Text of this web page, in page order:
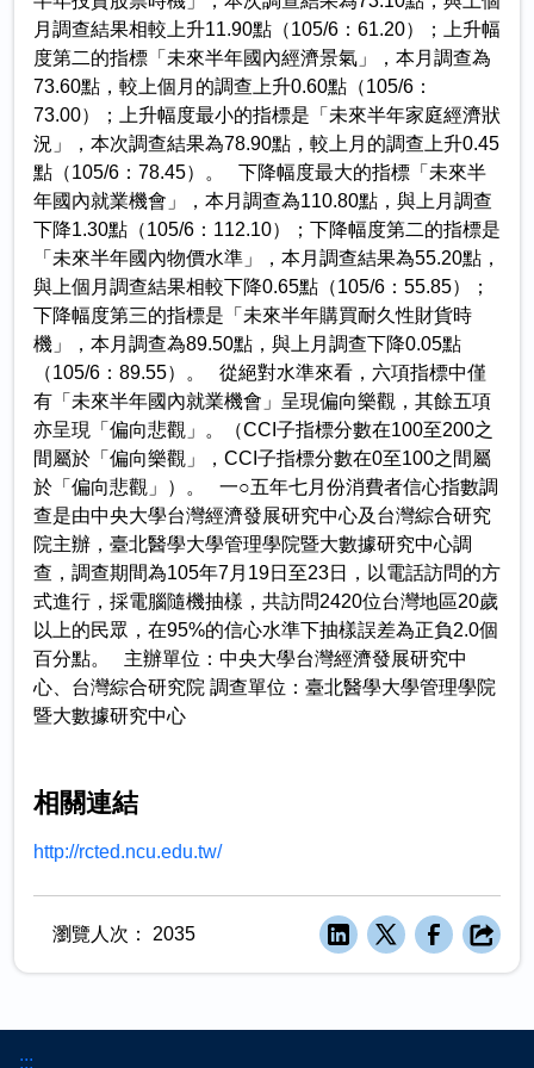
月調查結果相較上升11.90點（105/6：61.20）；上升幅
度第二的指標「未來半年國內經濟景氣」，本月調查為
73.60點，較上個月的調查上升0.60點（105/6：
73.00）；上升幅度最小的指標是「未來半年家庭經濟狀
況」，本次調查結果為78.90點，較上月的調查上升0.45
點（105/6：78.45）。 下降幅度最大的指標「未來半
年國內就業機會」，本月調查為110.80點，與上月調查
下降1.30點（105/6：112.10）；下降幅度第二的指標是
「未來半年國內物價水準」，本月調查結果為55.20點，
與上個月調查結果相較下降0.65點（105/6：55.85）；
下降幅度第三的指標是「未來半年購買耐久性財貨時
機」，本月調查為89.50點，與上月調查下降0.05點
（105/6：89.55）。 從絕對水準來看，六項指標中僅
有「未來半年國內就業機會」呈現偏向樂觀，其餘五項
亦呈現「偏向悲觀」。（CCI子指標分數在100至200之
間屬於「偏向樂觀」，CCI子指標分數在0至100之間屬
於「偏向悲觀」）。 一○五年七月份消費者信心指數調
查是由中央大學台灣經濟發展研究中心及台灣綜合研究
院主辦，臺北醫學大學管理學院暨大數據研究中心調
查，調查期間為105年7月19日至23日，以電話訪問的方
式進行，採電腦隨機抽樣，共訪問2420位台灣地區20歲
以上的民眾，在95%的信心水準下抽樣誤差為正負2.0個
百分點。 主辦單位：中央大學台灣經濟發展研究中
心、台灣綜合研究院 調查單位：臺北醫學大學管理學院
暨大數據研究中心
相關連結
http://rcted.ncu.edu.tw/
瀏覽人次： 2035
:::